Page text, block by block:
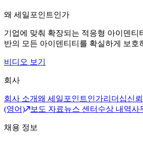
왜 세일포인트인가
기업에 맞춰 확장되는 적응형 아이덴티
반의 모든 아이덴티티를 확실하게 보호
비디오 보기
회사
회사 소개왜 세일포인트인가리더십신
(영어)
보도 자료뉴스 센터 수상 내역사
채용 정보